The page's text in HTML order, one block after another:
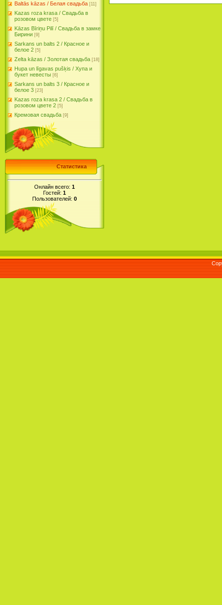
Baltās kāzas / Белая свадьба [11]
Kazas roza krasa / Свадьба в
розовом цвете [5]
Kāzas Bīriņu Pilī / Свадьба в замке
Бирини [9]
Sarkans un balts 2 / Красное и
белое 2 [5]
Zelta kāzas / Золотая свадьба [18]
Hupa un līgavas pušķis / Хупа и
букет невесты [6]
Sarkans un balts 3 / Красное и
белое 3 [23]
Kazas roza krasa 2 / Свадьба в
розовом цвете 2 [5]
Кремовая свадьба [9]
Статистика
Онлайн всего: 1
Гостей: 1
Пользователей: 0